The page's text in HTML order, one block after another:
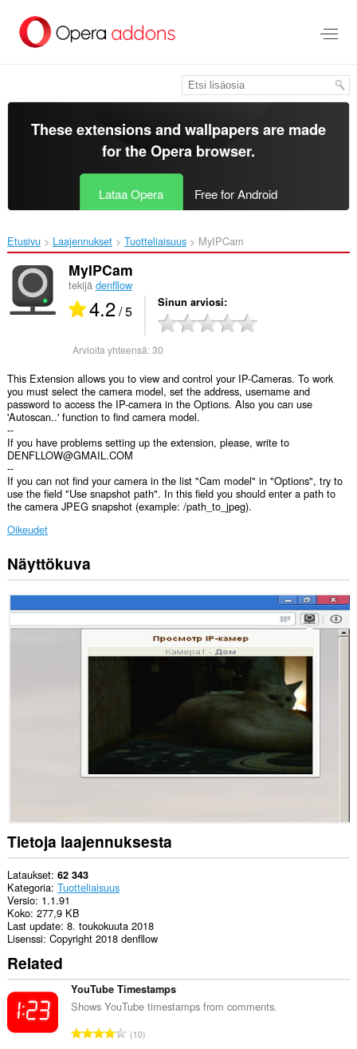
pääsisältöön
These extensions and wallpapers are made
for theOpera browser.
Lataa Opera Free for Android
Etusivu Laajennukset Tuotteliaisuus MyIPCam‎
MyIPCam
tekijä denfllow
4.2/ 5 Sinun arviosi
Arvioita yhteensä:30
This Extension allows you to view and control your IP-Cameras. To work
you must select the camera model, set the address, username and
password to access the IP-camera in the Options. Also you can use
'Autoscan..' function to find camera model.
--
If you have problems setting up the extension, please, write to
DENFLLOW@GMAIL.COM
--
If you can not find your camera in the list "Cam model" in "Options", try to
use the field "Use snapshot path". In this field you should enter a path to
the camera JPEG snapshot (example: /path_to_jpeg).
Oikeudet
Laajennuksella
on
kaikissa
verkkosivustoissa.
Näyttökuva
Tietoja laajennuksesta
Lataukset 62 343
Kategoria Tuotteliaisuus
Versio 1.1.91
Koko 277,9 KB
Last update 8. toukokuuta 2018
Lisenssi Copyright 2018 denfllow
Related
YouTube Timestamps
Shows YouTube timestamps from comments.
A10